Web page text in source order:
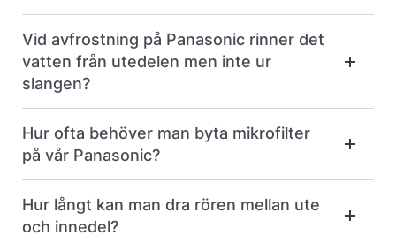
Vid avfrostning på Panasonic rinner det
vatten från utedelen men inte ur
slangen?
Hur ofta behöver man byta mikrofilter
på vår Panasonic?
Hur långt kan man dra rören mellan ute
och innedel?